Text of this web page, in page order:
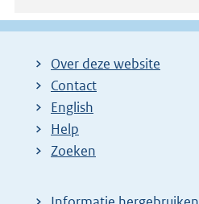
Over deze website
Contact
English
Help
Zoeken